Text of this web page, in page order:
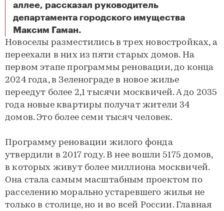
аллее, рассказал руководитель
департамента городского имущества
Максим Гаман.
В Зеленограде по реновации переехали 800 человек
Новоселы разместились в трех новостройках, а
переехали в них из пяти старых домов. На
первом этапе программы реновации, до конца
2024 года, в Зеленограде в новое жилье
переедут более 2,1 тысячи москвичей. А до 2035
года новые квартиры получат жители 34
домов. Это более семи тысяч человек.
Программу реновации жилого фонда
утвердили в 2017 году. В нее вошли 5175 домов,
в которых живут более миллиона москвичей.
Она стала самым масштабным проектом по
расселению морально устаревшего жилья не
только в столице, но и во всей России. Главная